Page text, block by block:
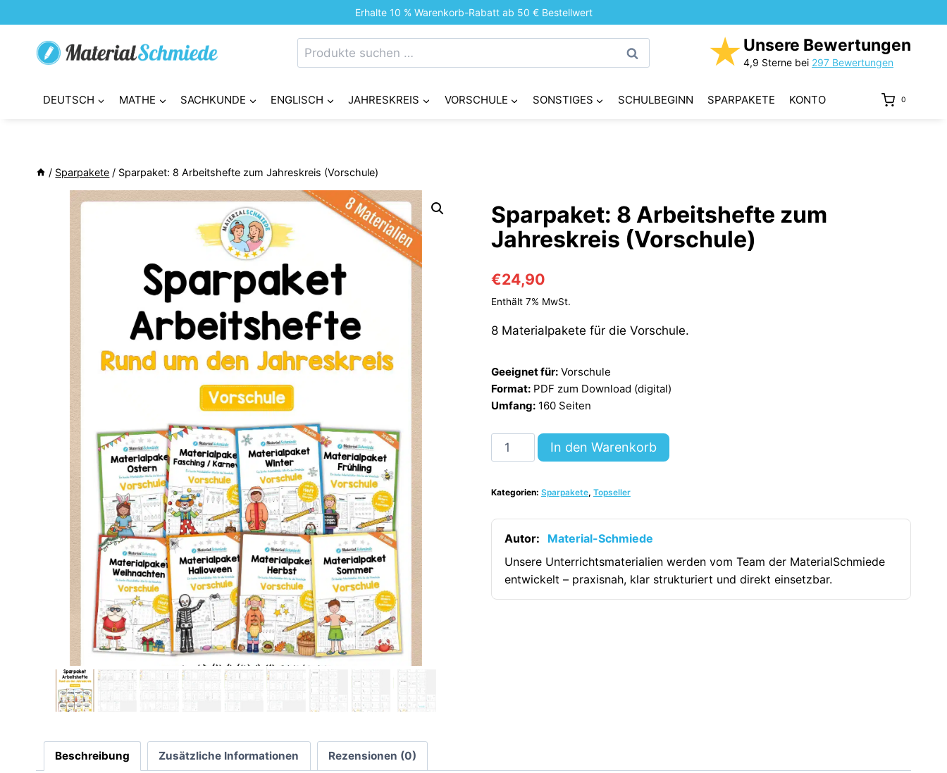
Inhalt
springen
Erhalte 10 % Warenkorb-Rabatt ab 50 € Bestellwert
Suchen
nach:
Suchen ★ Unsere Bewertungen
4,9 Sterne bei 297 Bewertungen
DEUTSCH MATHE SACHKUNDE ENGLISCH JAHRESKREIS VORSCHULE SONSTIGES SCHULBEGINN SPARPAKETE KONTO 0
/ Sparpakete / Sparpaket: 8 Arbeitshefte zum Jahreskreis (Vorschule)
Sparpaket: 8 Arbeitshefte zum
Jahreskreis (Vorschule)
€24,90
Enthält 7% MwSt.
8 Materialpakete für die Vorschule.
Geeignet für: Vorschule
Format: PDF zum Download (digital)
Umfang: 160 Seiten
Sparpaket:
8
zum
Jahreskreis
(Vorschule)
[Digital]
Menge
In den Warenkorb
Kategorien: Sparpakete, Topseller
Autor:
Material-Schmiede
Unsere Unterrichtsmaterialien werden vom Team der MaterialSchmiede
entwickelt – praxisnah, klar strukturiert und direkt einsetzbar.
Beschreibung Zusätzliche Informationen Rezensionen (0)